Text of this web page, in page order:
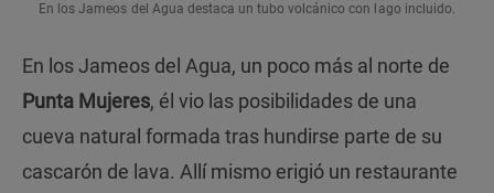
En los Jameos del Agua destaca un tubo volcánico con lago incluido.
En los Jameos del Agua, un poco más al norte de
Punta Mujeres, él vio las posibilidades de una
cueva natural formada tras hundirse parte de su
cascarón de lava. Allí mismo erigió un restaurante